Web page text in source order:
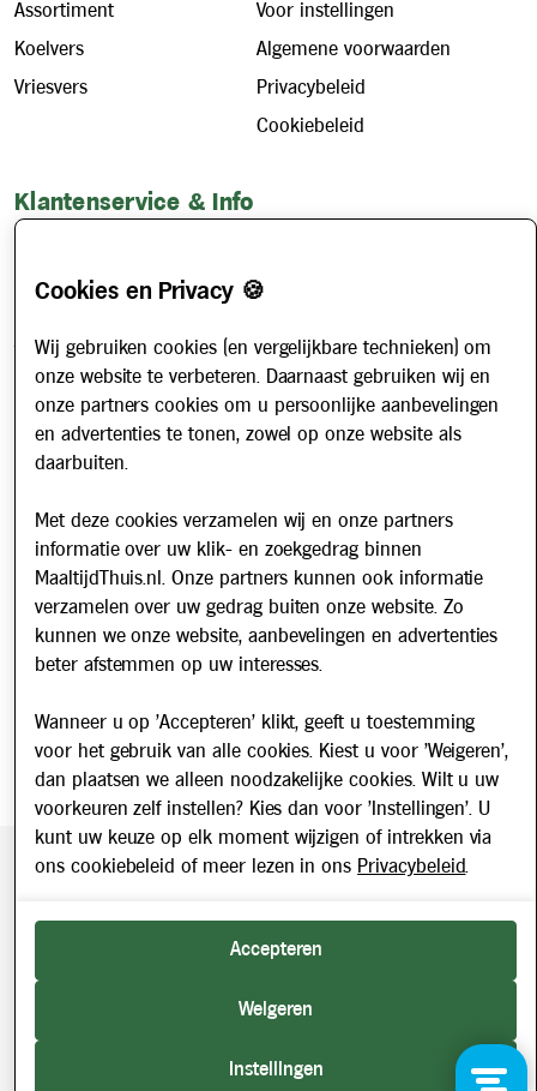
Assortiment
Koelvers
Vriesvers
Voor instellingen
Algemene voorwaarden
Privacybeleid
Cookiebeleid
Klantenservice & Info
Account aanvragen
Veelgestelde vragen
Werken bij
Nieuws
Nieuwsbrief
Schrijf u in voor onze nieuwsbrief en blijf op de hoogte van
updates over Maaltijd Thuis!
E-mailadres
Beveiligde betaling middels SEPA incasso. Getoonde prijzen
2026 © Maaltijd Thuis. Alle rechten voorbehouden.
Cookies en Privacy 🍪
Wij gebruiken cookies (en vergelijkbare technieken) om
onze website te verbeteren. Daarnaast gebruiken wij en
onze partners cookies om u persoonlijke aanbevelingen
en advertenties te tonen, zowel op onze website als
daarbuiten.
Met deze cookies verzamelen wij en onze partners
informatie over uw klik- en zoekgedrag binnen
MaaltijdThuis.nl. Onze partners kunnen ook informatie
verzamelen over uw gedrag buiten onze website. Zo
kunnen we onze website, aanbevelingen en advertenties
beter afstemmen op uw interesses.
Wanneer u op 'Accepteren' klikt, geeft u toestemming
voor het gebruik van alle cookies. Kiest u voor 'Weigeren',
dan plaatsen we alleen noodzakelijke cookies. Wilt u uw
voorkeuren zelf instellen? Kies dan voor 'Instellingen'. U
kunt uw keuze op elk moment wijzigen of intrekken via
ons cookiebeleid of meer lezen in ons Privacybeleid.
Accepteren
Weigeren
Instellingen